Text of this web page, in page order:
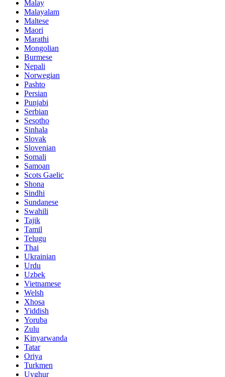
Malay
Malayalam
Maltese
Maori
Marathi
Mongolian
Burmese
Nepali
Norwegian
Pashto
Persian
Punjabi
Serbian
Sesotho
Sinhala
Slovak
Slovenian
Somali
Samoan
Scots Gaelic
Shona
Sindhi
Sundanese
Swahili
Tajik
Tamil
Telugu
Thai
Ukrainian
Urdu
Uzbek
Vietnamese
Welsh
Xhosa
Yiddish
Yoruba
Zulu
Kinyarwanda
Tatar
Oriya
Turkmen
Uyghur